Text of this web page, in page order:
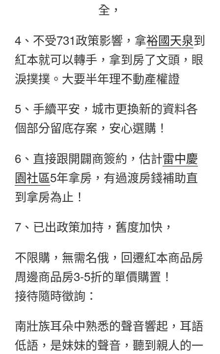
全，
4、不受731政策影響，拿裕國天泉到
紅本就可以轉手，拿到房了文頭，眼
淚撲撲。大要半年理不動產權證
5、手續平安，城市更換新的資料各
個部分留底存案，安心選購！
6、直接跟開闢商簽約，估計雷中慶
園社區5年拿房，有過渡房錢補助直
到拿房為止！
7、已出政策加持，舊度加快，
不限購，無需名俄，回遷紅本商品房
周邊商品房3-5折的單價購置！
接待隨時徵詢：
南壯族耳朵中熟悉的聲音響起，耳語
低語，是妹妹的聲音，聽到親人的一